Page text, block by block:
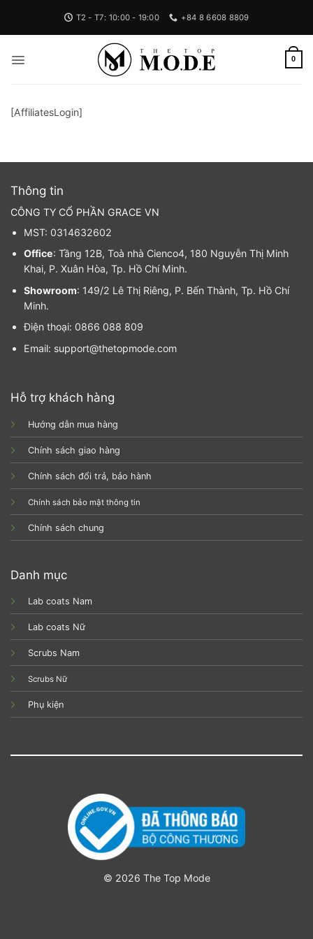
nội
T2 - T7: 10:00 - 19:00 +84 8 6608 8809
0
[AffiliatesLogin]
Thông tin
CÔNG TY CỔ PHẦN GRACE VN
MST: 0314632602
Office: Tầng 12B, Toà nhà Cienco4, 180 Nguyễn Thị Minh
Khai, P. Xuân Hòa, Tp. Hồ Chí Minh.
Showroom: 149/2 Lê Thị Riêng, P. Bến Thành, Tp. Hồ Chí
Minh.
Điện thoại: 0866 088 809
Email: support@thetopmode.com
Hỗ trợ khách hàng
Hướng dẫn mua hàng
Chính sách giao hàng
Chính sách đổi trả, bảo hành
Chính sách bảo mật thông tin
Chính sách chung
Danh mục
Lab coats Nam
Lab coats Nữ
Scrubs Nam
Scrubs Nữ
Phụ kiện
© 2026 The Top Mode